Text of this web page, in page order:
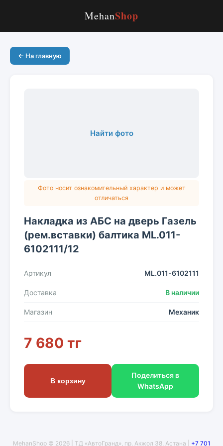
MehanShop
← На главную
Найти фото
Фото носит ознакомительный характер и может
отличаться
Накладка из АБС на дверь Газель
(рем.вставки) балтика ML.011-
6102111/12
Артикул ML.011-6102111
Доставка В наличии
Магазин Механик
7 680 тг
В корзину
Поделиться в
WhatsApp
MehanShop © 2026 | ТД «АвтоГранд», пр. Акжол 38, Астана | +7 701